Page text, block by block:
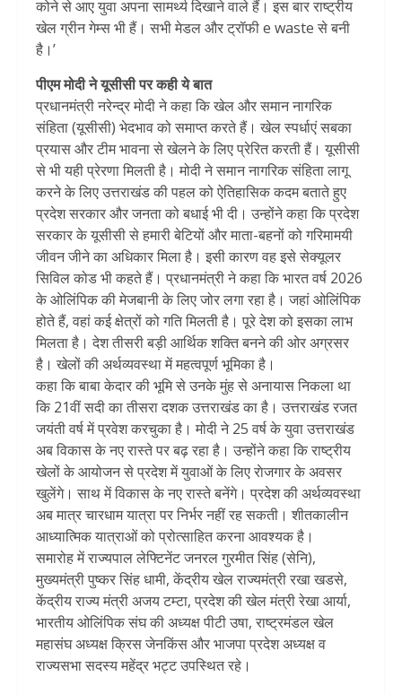
कोने से आए युवा अपना सामर्थ्य दिखाने वाले हैं। इस बार राष्ट्रीय
खेल ग्रीन गेम्स भी हैं। सभी मेडल और ट्रॉफी e waste से बनी
है।’
पीएम मोदी ने यूसीसी पर कही ये बात
प्रधानमंत्री नरेन्द्र मोदी ने कहा कि खेल और समान नागरिक
संहिता (यूसीसी) भेदभाव को समाप्त करते हैं। खेल स्पर्धाएं सबका
प्रयास और टीम भावना से खेलने के लिए प्रेरित करती हैं। यूसीसी
से भी यही प्रेरणा मिलती है। मोदी ने समान नागरिक संहिता लागू
करने के लिए उत्तराखंड की पहल को ऐतिहासिक कदम बताते हुए
प्रदेश सरकार और जनता को बधाई भी दी। उन्होंने कहा कि प्रदेश
सरकार के यूसीसी से हमारी बेटियों और माता-बहनों को गरिमामयी
जीवन जीने का अधिकार मिला है। इसी कारण वह इसे सेक्यूलर
सिविल कोड भी कहते हैं। प्रधानमंत्री ने कहा कि भारत वर्ष 2026
के ओलिंपिक की मेजबानी के लिए जोर लगा रहा है। जहां ओलिंपिक
होते हैं, वहां कई क्षेत्रों को गति मिलती है। पूरे देश को इसका लाभ
मिलता है। देश तीसरी बड़ी आर्थिक शक्ति बनने की ओर अग्रसर
है। खेलों की अर्थव्यवस्था में महत्वपूर्ण भूमिका है।
कहा कि बाबा केदार की भूमि से उनके मुंह से अनायास निकला था
कि 21वीं सदी का तीसरा दशक उत्तराखंड का है। उत्तराखंड रजत
जयंती वर्ष में प्रवेश करचुका है। मोदी ने 25 वर्ष के युवा उत्तराखंड
अब विकास के नए रास्ते पर बढ़ रहा है। उन्होंने कहा कि राष्ट्रीय
खेलों के आयोजन से प्रदेश में युवाओं के लिए राेजगार के अवसर
खुलेंगे। साथ में विकास के नए रास्ते बनेंगे। प्रदेश की अर्थव्यवस्था
अब मात्र चारधाम यात्रा पर निर्भर नहीं रह सकती। शीतकालीन
आध्यात्मिक यात्राओं को प्रोत्साहित करना आवश्यक है।
समारोह में राज्यपाल लेफ्टिनेंट जनरल गुरमीत सिंह (सेनि),
मुख्यमंत्री पुष्कर सिंह धामी, केंद्रीय खेल राज्यमंत्री रखा खडसे,
केंद्रीय राज्य मंत्री अजय टम्टा, प्रदेश की खेल मंत्री रेखा आर्या,
भारतीय ओलिंपिक संघ की अध्यक्ष पीटी उषा, राष्ट्रमंडल खेल
महासंघ अध्यक्ष क्रिस जेनकिंस और भाजपा प्रदेश अध्यक्ष व
राज्यसभा सदस्य महेंद्र भट्ट उपस्थित रहे।